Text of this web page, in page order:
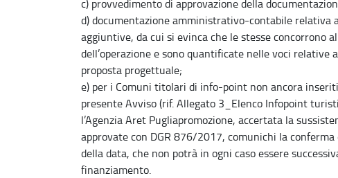
c) provvedimento di approvazione della
d) documentazione amministrativo-contabile relativa
aggiuntive, da cui si evinca che le stesse concorrono
dell’operazione e sono quantificate nelle voci
proposta progettuale;
e) per i Comuni titolari di info-point non ancora
presente Avviso (rif. Allegato 3_Elenco Infopoint
l’Agenzia Aret Pugliapromozione, accertata la
approvate con DGR 876/2017, comunichi la
della data, che non potrà in ogni caso essere
finanziamento.